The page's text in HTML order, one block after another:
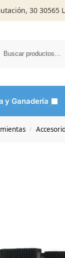
30 30565
y Ganadería
/